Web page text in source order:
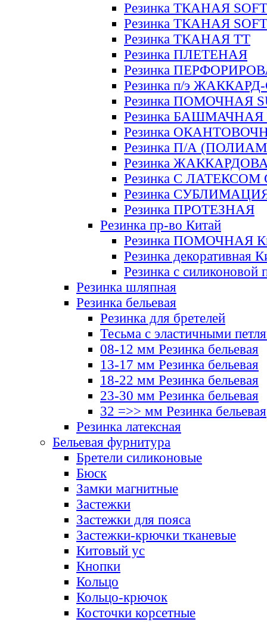
Резинка ТКАНАЯ SOFT
Резинка ТКАНАЯ
Резинка ТКАНАЯ ТТ
Резинка ПЛЕТЕНАЯ
Резинка
Резинка п/э
Резинка ПОМОЧНАЯ
Резинка БАШМАЧНАЯ
Резинка
Резинка П/А
Резинка
Резинка С ЛАТЕКСОМ
Резинка
Резинка ПРОТЕЗНАЯ
Резинка пр-во Китай
Резинка ПОМОЧНАЯ
Резинка декоративная
Резинка с силиконовой
Резинка шляпная
Резинка бельевая
Резинка для бретелей
Тесьма с эластичными
08-12 мм Резинка бельевая
13-17 мм Резинка бельевая
18-22 мм Резинка бельевая
23-30 мм Резинка бельевая
32 =>> мм Резинка бельевая
Резинка латексная
Бельевая фурнитура
Бретели силиконовые
Бюск
Замки магнитные
Застежки
Застежки для пояса
Застежки-крючки тканевые
Китовый ус
Кнопки
Кольцо
Кольцо-крючок
Косточки корсетные